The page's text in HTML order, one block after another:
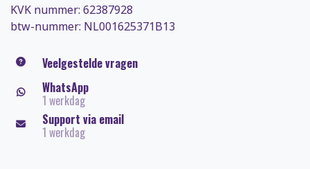
KVK nummer: 62387928
btw-nummer: NL001625371B13
Veelgestelde vragen
WhatsApp
1 werkdag
Support via email
1 werkdag